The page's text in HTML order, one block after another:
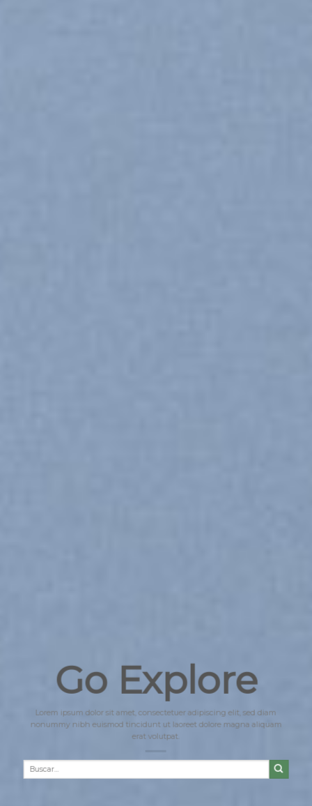
Go Explore
Lorem ipsum dolor sit amet, consectetuer adipiscing elit, sed diam
nonummy nibh euismod tincidunt ut laoreet dolore magna aliquam
erat volutpat.